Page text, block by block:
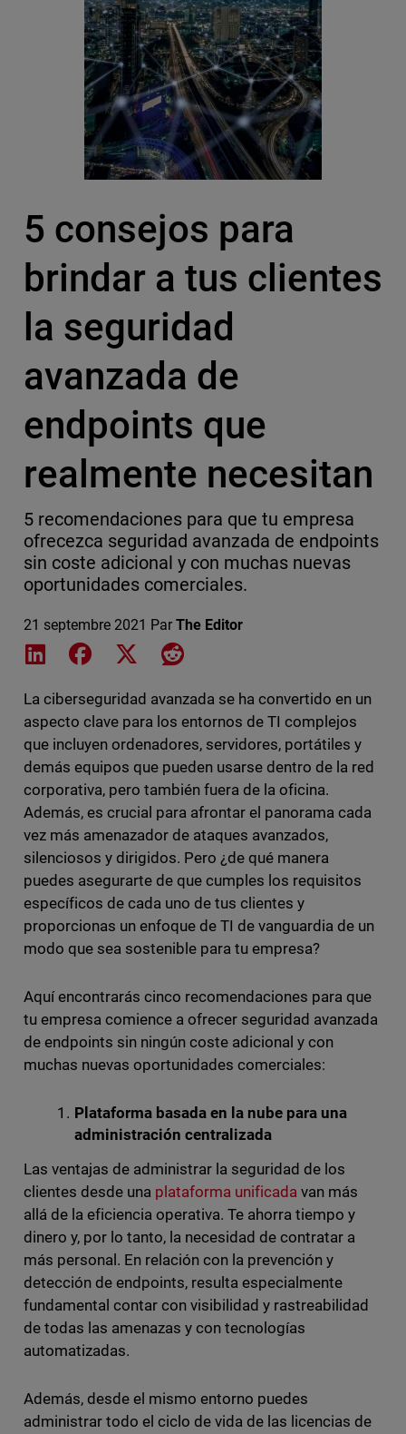
5 consejos para
brindar a tus clientes
la seguridad
avanzada de
endpoints que
realmente necesitan
5 recomendaciones para que tu empresa
ofrecezca seguridad avanzada de endpoints
sin coste adicional y con muchas nuevas
oportunidades comerciales.
21 septembre 2021 Par The Editor
Share on LinkedIn
Share on Facebook
Share on XShare on Reddit
La ciberseguridad avanzada se ha convertido en un
aspecto clave para los entornos de TI complejos
que incluyen ordenadores, servidores, portátiles y
demás equipos que pueden usarse dentro de la red
corporativa, pero también fuera de la oficina.
Además, es crucial para afrontar el panorama cada
vez más amenazador de ataques avanzados,
silenciosos y dirigidos. Pero ¿de qué manera
puedes asegurarte de que cumples los requisitos
específicos de cada uno de tus clientes y
proporcionas un enfoque de TI de vanguardia de un
modo que sea sostenible para tu empresa?
Aquí encontrarás cinco recomendaciones para que
tu empresa comience a ofrecer seguridad avanzada
de endpoints sin ningún coste adicional y con
muchas nuevas oportunidades comerciales:
Plataforma basada en la nube para una
administración centralizada
Las ventajas de administrar la seguridad de los
clientes desde una plataforma unificada van más
allá de la eficiencia operativa. Te ahorra tiempo y
dinero y, por lo tanto, la necesidad de contratar a
más personal. En relación con la prevención y
detección de endpoints, resulta especialmente
fundamental contar con visibilidad y rastreabilidad
de todas las amenazas y con tecnologías
automatizadas.
Además, desde el mismo entorno puedes
administrar todo el ciclo de vida de las licencias de